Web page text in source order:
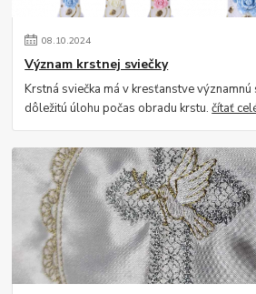
08.10.2024
Význam krstnej sviečky
Krstná sviečka má v kresťanstve
dôležitú úlohu počas obradu krstu.čítať